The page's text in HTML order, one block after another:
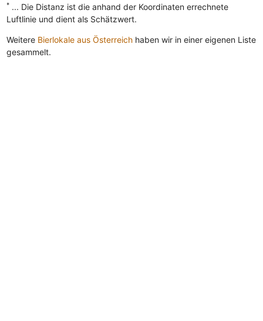
*... Die Distanz ist die anhand der Koordinaten errechnete
Luftlinie und dient als Schätzwert.
Weitere Bierlokale aus Österreichhaben wir in einer eigenen Liste
gesammelt.